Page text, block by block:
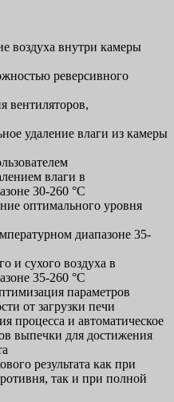
воздуха внутри камеры
реверсивного
вентиляторов,
удаление влаги из камеры
влаги в
30-260 °C
оптимального уровня
диапазоне 35-
и сухого воздуха в
35-260 °C
параметров
от загрузки печи
процесса и автоматическое
выпечки для достижения
результата как при
так и при полной